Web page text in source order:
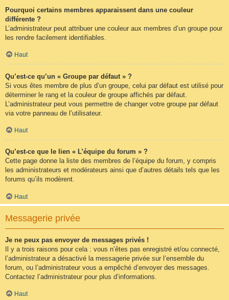
Pourquoi certains membres apparaissent dans une couleur
différente ?
L’administrateur peut attribuer une couleur aux membres d’un groupe pour
les rendre facilement identifiables.
Haut
Qu’est-ce qu’un « Groupe par défaut » ?
Si vous êtes membre de plus d’un groupe, celui par défaut est utilisé pour
déterminer le rang et la couleur de groupe affichés par défaut.
L’administrateur peut vous permettre de changer votre groupe par défaut
via votre panneau de l’utilisateur.
Haut
Qu’est-ce que le lien « L’équipe du forum » ?
Cette page donne la liste des membres de l’équipe du forum, y compris
les administrateurs et modérateurs ainsi que d’autres détails tels que les
forums qu’ils modèrent.
Haut
Messagerie privée
Je ne peux pas envoyer de messages privés !
Il y a trois raisons pour cela : vous n’êtes pas enregistré et/ou connecté,
l’administrateur a désactivé la messagerie privée sur l’ensemble du
forum, ou l’administrateur vous a empêché d’envoyer des messages.
Contactez l’administrateur pour plus d’informations.
Haut